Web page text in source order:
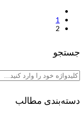
1
2
جستجو
دسته‌بندی مطالب